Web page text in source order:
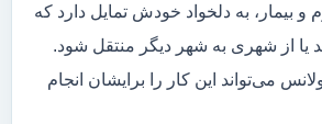
به دلخواد خودش تمایل دارد که
یا از شهری به شهر دیگر منتقل شود.
می‌تواند این کار را برایشان انجام